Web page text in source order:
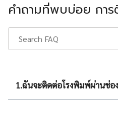
คำถามที่พบบ่อย กา
1.ฉันจะติดต่อโรงพิมพ์ผ่านช่อ